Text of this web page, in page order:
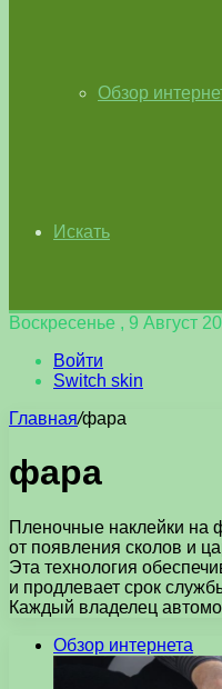
Обзор
Искать
Воскресенье , 9 Август
Войти
Switch skin
Главная/фара
фара
Пленочные наклейки
от появления сколов и
Эта технология
и продлевает срок
Каждый владелец
Обзор интернета